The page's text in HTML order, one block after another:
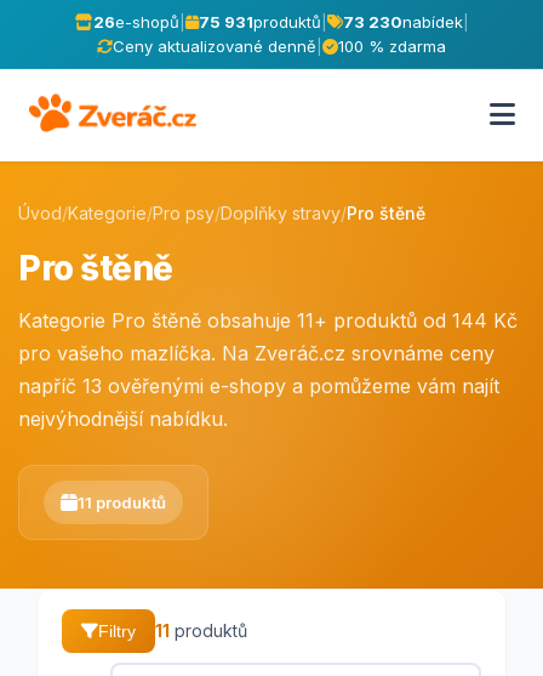
26e-shopů 75 931produktů 73 230nabídek|
Ceny aktualizované denně
100 % zdarma
Úvod/Kategorie/Pro psy/Doplňky stravy/Pro štěně
Pro štěně
Kategorie Pro štěně obsahuje 11+ produktů od 144 Kč
pro vašeho mazlíčka. Na Zveráč.cz srovnáme ceny
napříč 13 ověřenými e-shopy a pomůžeme vám najít
nejvýhodnější nabídku.
11 produktů
Filtry 11 produktů